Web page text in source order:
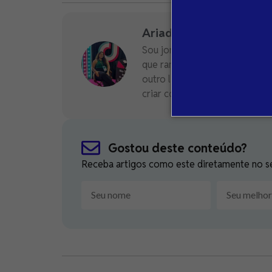
Ariadni Siqueira
Sou jornalista e estrategista
que ranqueiam no Google,
outro lado da tela. Entre
criar conteúdo que performa
Gostou deste conteúdo?
Receba artigos como este diretamente no